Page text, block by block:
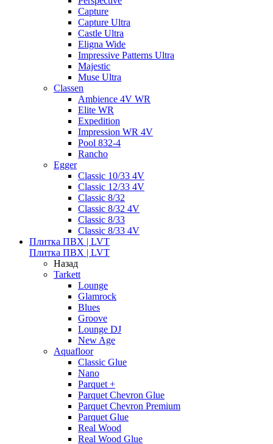
Capture
Capture Ultra
Castle Ultra
Eligna Wide
Impressive Patterns Ultra
Majestic
Muse Ultra
Classen
Ambience 4V WR
Elite WR
Expedition
Impression WR 4V
Pool 832-4
Rancho
Egger
Classic 10/33 4V
Classic 12/33 4V
Classic 8/32
Classic 8/32 4V
Classic 8/33
Classic 8/33 4V
Плитка ПВХ | LVT
Плитка ПВХ | LVT
Назад
Tarkett
Lounge
Glamrock
Blues
Groove
Lounge DJ
New Age
Aquafloor
Classic Glue
Nano
Parquet +
Parquet Chevron Glue
Parquet Chevron Premium
Parquet Glue
Real Wood
Real Wood Glue